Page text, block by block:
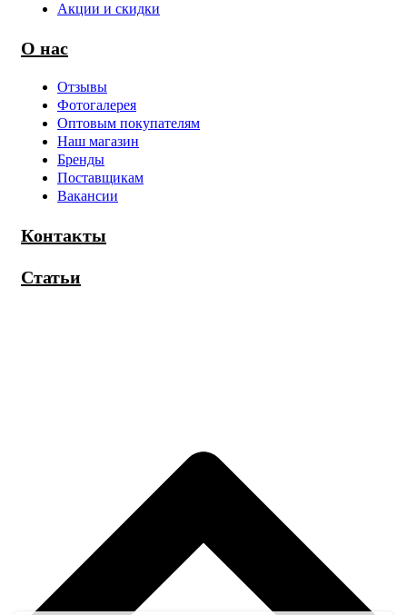
Акции и скидки
О нас
Отзывы
Фотогалерея
Оптовым покупателям
Наш магазин
Бренды
Поставщикам
Вакансии
Контакты
Статьи